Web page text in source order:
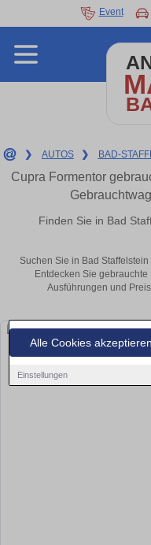
Alle Cookies akzeptieren
Einstellungen
Event
❯ AUTOS ❯ BAD-
Cupra Formentor
Finden Sie in Bad
Suchen Sie in Bad
Entdecken Sie
Ausführungen und